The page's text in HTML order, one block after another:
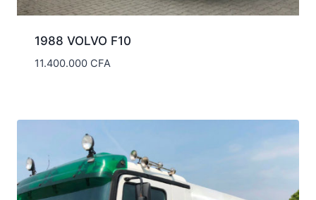
1988 VOLVO F10
11.400.000 CFA